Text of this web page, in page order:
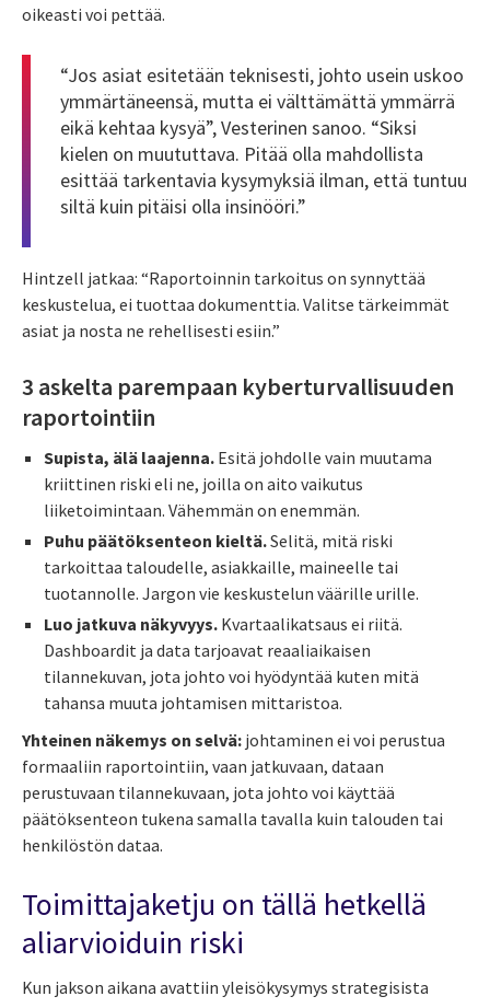
oikeasti voi pettää.
“Jos asiat esitetään teknisesti, johto usein uskoo
ymmärtäneensä, mutta ei välttämättä ymmärrä
eikä kehtaa kysyä”, Vesterinen sanoo. “Siksi
kielen on muututtava. Pitää olla mahdollista
esittää tarkentavia kysymyksiä ilman, että tuntuu
siltä kuin pitäisi olla insinööri.”
Hintzell jatkaa: “Raportoinnin tarkoitus on synnyttää
keskustelua, ei tuottaa dokumenttia. Valitse tärkeimmät
asiat ja nosta ne rehellisesti esiin.”
3 askelta parempaan kyberturvallisuuden
raportointiin
Supista, älä laajenna. Esitä johdolle vain muutama
kriittinen riski eli ne, joilla on aito vaikutus
liiketoimintaan. Vähemmän on enemmän.
Puhu päätöksenteon kieltä.Selitä, mitä riski
tarkoittaa taloudelle, asiakkaille, maineelle tai
tuotannolle. Jargon vie keskustelun väärille urille.
Luo jatkuva näkyvyys. Kvartaalikatsaus ei riitä.
Dashboardit ja data tarjoavat reaaliaikaisen
tilannekuvan, jota johto voi hyödyntää kuten mitä
tahansa muuta johtamisen mittaristoa.
Yhteinen näkemys on selvä: johtaminen ei voi perustua
formaaliin raportointiin, vaan jatkuvaan, dataan
perustuvaan tilannekuvaan, jota johto voi käyttää
päätöksenteon tukena samalla tavalla kuin talouden tai
henkilöstön dataa.
Toimittajaketju on tällä hetkellä
aliarvioiduin riski
Kun jakson aikana avattiin yleisökysymys strategisista